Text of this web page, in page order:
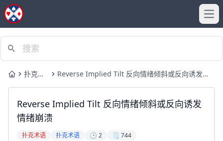
Home扑克术
Reverse Implied Tilt 反向情绪倾斜或反向诱发情
Reverse Implied Tilt 反向情绪倾斜或反向诱发
情绪崩溃
扑克术语 扑克术语 🕒 2 🗒️ 744